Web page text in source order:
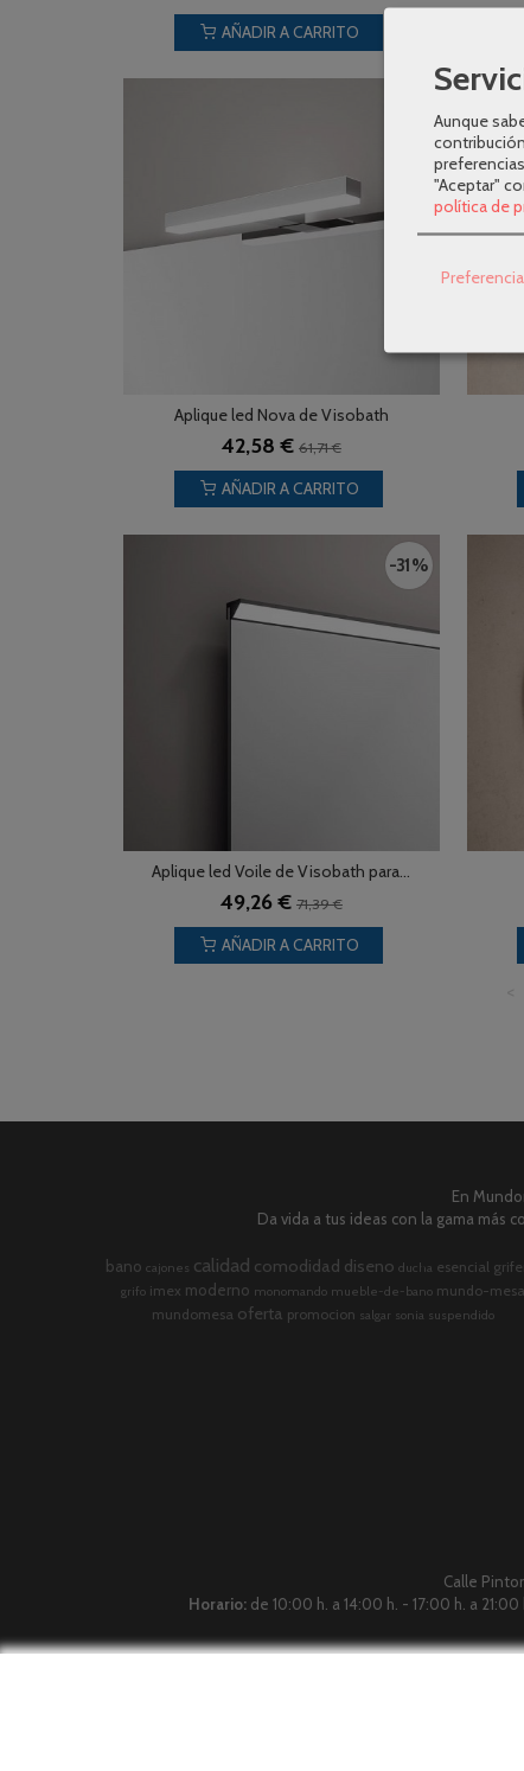
AÑADIR A CARRITO
Aplique led Nova de Visobath
42,58 € 61,71 €
AÑADIR A CARRITO
-31 %
Aplique led Voile de Visobath para...
49,26 € 71,39 €
AÑADIR A CARRITO
En
Da vida a tus ideas con la gama más
bano cajones calidad comodidad diseno ducha esencial
grifo imex moderno monomando mueble-de-bano mundo-mesa
mundomesa oferta promocion salgar sonia suspendido
Calle
Horario: de 10:00 h. a 14:00 h. - 17:00 h. a
Aunque
"Aceptar"
política de